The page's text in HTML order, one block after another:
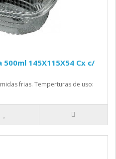
500ml 145X115X54 Cx c/
frias. Temperturas de uso: